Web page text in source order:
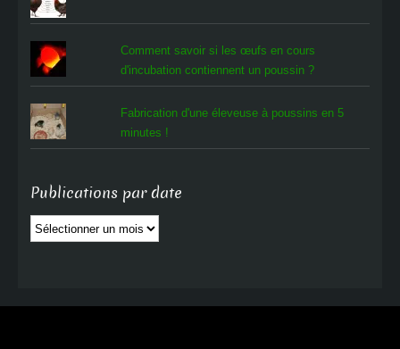
Comment savoir si les œufs en cours
d'incubation contiennent un poussin ?
Fabrication d'une éleveuse à poussins en 5
minutes !
Publications par date
Publications
par